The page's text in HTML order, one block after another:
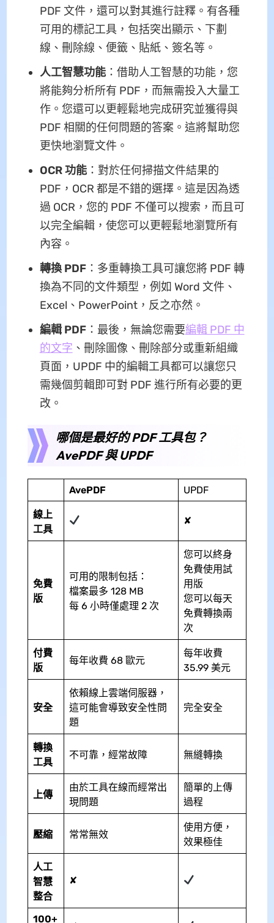
PDF 文件，還可以對其進行註釋。有各種
可用的標記工具，包括突出顯示、下劃
線、刪除線、便籤、貼紙、簽名等。
人工智慧功能：借助人工智慧的功能，您
將能夠分析所有 PDF，而無需投入大量工
作。您還可以更輕鬆地完成研究並獲得與
PDF 相關的任何問題的答案。這將幫助您
更快地瀏覽文件。
OCR 功能：對於任何掃描文件結果的
PDF，OCR 都是不錯的選擇。這是因為透
過 OCR，您的 PDF 不僅可以搜索，而且可
以完全編輯，使您可以更輕鬆地瀏覽所有
內容。
轉換 PDF：多重轉換工具可讓您將 PDF 轉
換為不同的文件類型，例如 Word 文件、
Excel、PowerPoint，反之亦然。
編輯 PDF：最後，無論您需要編輯 PDF 中
的文字 、刪除圖像、刪除部分或重新組織
頁面，UPDF 中的編輯工具都可以讓您只
需幾個剪輯即可對 PDF 進行所有必要的更
改。
哪個是最好的 PDF 工具包？
AvePDF 與 UPDF
AvePDF UPDF
線上
工具
✘
免費
版
可用的限制包括：
檔案最多 128 MB
每 6 小時僅處理 2 次
您可以終身
免費使用試
用版
您可以每天
免費轉換兩
次
付費
版
每年收費 68 歐元
每年收費
35.99 美元
安全
依賴線上雲端伺服器，
這可能會導致安全性問
題
完全安全
轉換
工具
不可靠，經常故障 無縫轉換
上傳
由於工具在線而經常出
現問題
簡單的上傳
過程
壓縮 常常無效
使用方便，
效果極佳
人工
智慧
整合
✘
100+